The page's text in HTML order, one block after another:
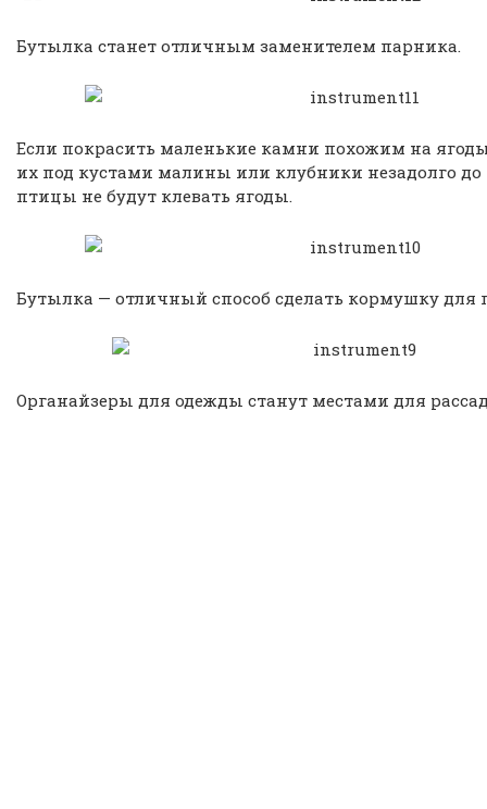
Бутылка станет отличным заменителем парника.
Если покрасить маленькие камни похожим на
их под кустами малины или клубники незадолго до
птицы не будут клевать ягоды.
Бутылка — отличный способ сделать кормушку для
Органайзеры для одежды станут местами для